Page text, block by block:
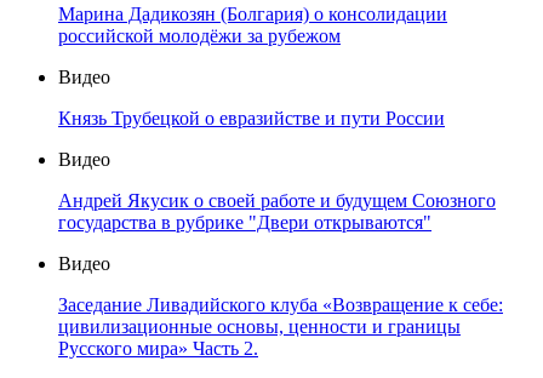
Марина Дадикозян (Болгария) о консолидации
российской молодёжи за рубежом
Видео
Князь Трубецкой о евразийстве и пути России
Видео
Андрей Якусик о своей работе и будущем Союзного
государства в рубрике "Двери открываются"
Видео
Заседание Ливадийского клуба «Возвращение к себе:
цивилизационные основы, ценности и границы
Русского мира» Часть 2.